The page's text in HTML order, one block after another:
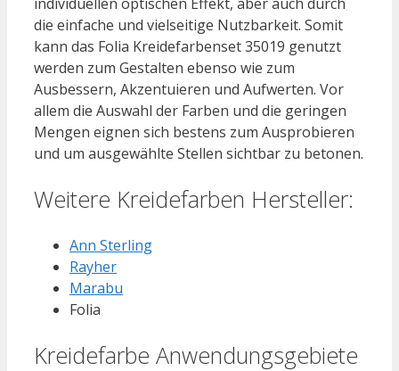
die einfache und vielseitige Nutzbarkeit. Somit
kann das Folia Kreidefarbenset 35019 genutzt
werden zum Gestalten ebenso wie zum
Ausbessern, Akzentuieren und Aufwerten. Vor
allem die Auswahl der Farben und die geringen
Mengen eignen sich bestens zum Ausprobieren
und um ausgewählte Stellen sichtbar zu betonen.
Weitere Kreidefarben Hersteller:
Ann Sterling
Rayher
Marabu
Folia
Kreidefarbe Anwendungsgebiete